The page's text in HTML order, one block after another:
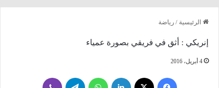
الرئيسية / رياضة
إنريكي : أثق في فريقي بصورة عمياء
4 أبريل، 2016
فيسبوك لينكدإن واتساب تيلقرام